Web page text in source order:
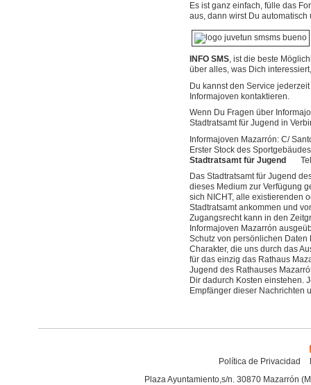
Es ist ganz einfach, fülle das
aus, dann wirst Du
INFO SMS, ist die beste
über alles, was Dich
Du kannst den Service
Informajoven kontaktieren.
Wenn Du Fragen über
Stadtratsamt für Jugend in
Informajoven Mazarrón: C/
Erster Stock des Sportgebäudes
Stadtratsamt für JugendTel.
Das Stadtratsamt für Jugend
dieses Medium zur Verfügung
sich NICHT, alle existierenden
Stadtratsamt ankommen und
Zugangsrecht kann in den
Informajoven Mazarrón
Schutz von persönlichen
Charakter, die uns durch das
für das einzig das Rathaus
Jugend des Rathauses
Dir dadurch Kosten einstehen.
Empfänger dieser Nachrichten
Política de Privacidad
Plaza Ayuntamiento,s/n. 30870 Mazarrón